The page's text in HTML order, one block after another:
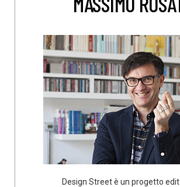
Design Street è un progetto